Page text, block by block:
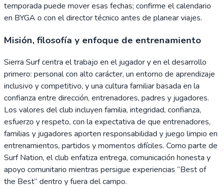
temporada puede mover esas fechas; confirme el calendario
en BYGA o con el director técnico antes de planear viajes.
Misión, filosofía y enfoque de entrenamiento
Sierra Surf centra el trabajo en el jugador y en el desarrollo
primero: personal con alto carácter, un entorno de aprendizaje
inclusivo y competitivo, y una cultura familiar basada en la
confianza entre dirección, entrenadores, padres y jugadores.
Los valores del club incluyen familia, integridad, confianza,
esfuerzo y respeto, con la expectativa de que entrenadores,
familias y jugadores aporten responsabilidad y juego limpio en
entrenamientos, partidos y momentos difíciles. Como parte de
Surf Nation, el club enfatiza entrega, comunicación honesta y
apoyo comunitario mientras persigue experiencias “Best of
the Best” dentro y fuera del campo.